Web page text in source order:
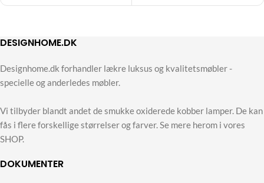
DESIGNHOME.DK
Designhome.dk forhandler lækre luksus og kvalitetsmøbler -
specielle og anderledes møbler.
Vi tilbyder blandt andet de smukke oxiderede kobber lamper. De kan
fås i flere forskellige størrelser og farver. Se mere herom i vores
SHOP.
DOKUMENTER